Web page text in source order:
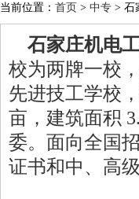
当前位置： 首页 > 中专 > 石
石家庄机电
校为两牌一校
先进技工学校
亩，建筑面积
委。面向全国
证书和中、高